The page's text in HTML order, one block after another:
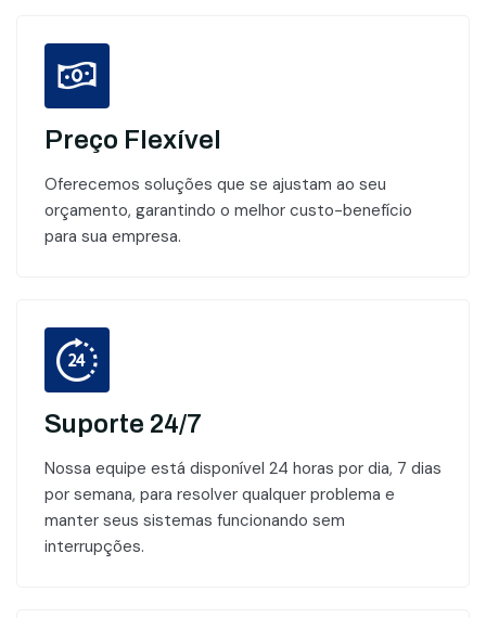
Preço Flexível
Oferecemos soluções que se ajustam ao seu
orçamento, garantindo o melhor custo-benefício
para sua empresa.
Suporte 24/7
Nossa equipe está disponível 24 horas por dia, 7 dias
por semana, para resolver qualquer problema e
manter seus sistemas funcionando sem
interrupções.